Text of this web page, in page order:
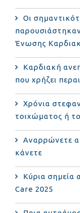
Οι
Ένωσης
Καρδιακή
που χρήζει
Χρόνια
τοιχώματος ή
Αναρρώνετε
κάνετε
Κύρια σημεία
Care 2025